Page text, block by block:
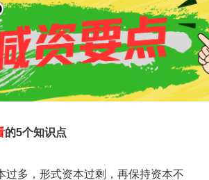
的5个知识点
过多，形式资本过剩，再保持资本不